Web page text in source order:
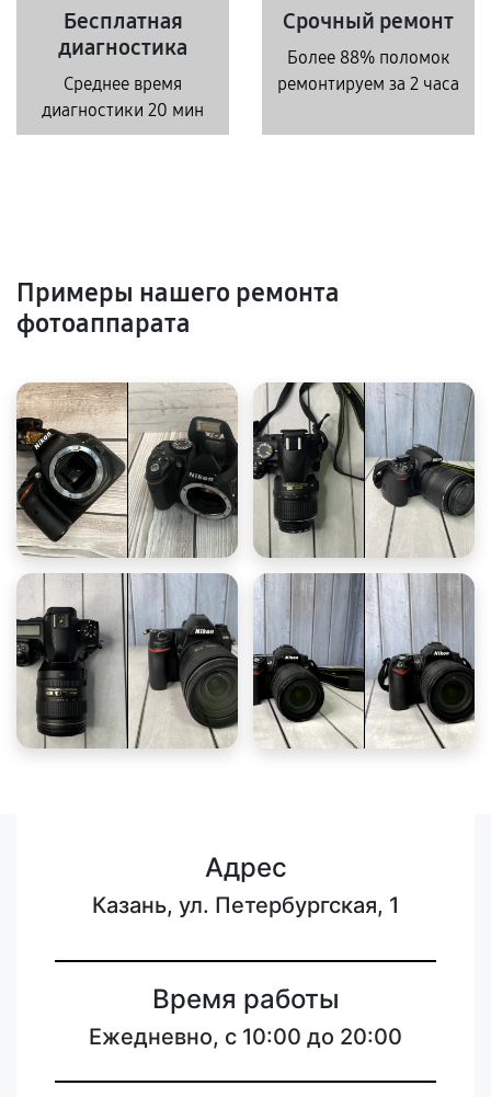
Бесплатная
диагностика
Среднее время
диагностики 20 мин
Срочный ремонт
Более 88% поломок
ремонтируем за 2 часа
Примеры нашего ремонта
фотоаппарата
Адрес
Казань, ул. Петербургская, 1
Время работы
Ежедневно, с 10:00 до 20:00